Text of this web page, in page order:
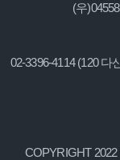
(우
02-3396-4114 (120
COPYRIGHT 2022